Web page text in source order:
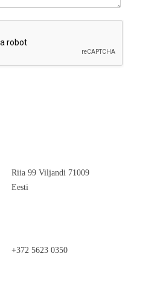
Riia 99 Viljandi 71009
Eesti
+372 5623 0350